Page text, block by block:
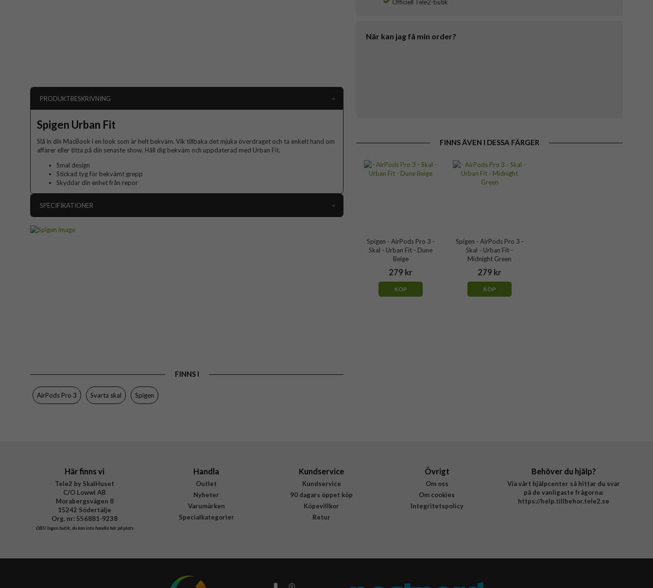
Officiell Tele2-butik
När kan jag få min order?
FINNS ÄVEN I DESSA FÄRGER
Spigen - AirPods Pro 3 -
Skal - Urban Fit - Dune
Beige
279 kr
KÖP
Spigen - AirPods Pro 3 -
Skal - Urban Fit -
Midnight Green
279 kr
KÖP
PRODUKTBESKRIVNING
Spigen Urban Fit
Slå in din MacBook i en look som är helt bekväm. Vik tillbaka det mjuka överdraget och ta enkelt hand om
affärer eller titta på din senaste show. Håll dig bekväm och uppdaterad med Urban Fit.
Smal design
Stickad tyg för bekvämt grepp
Skyddar din enhet från repor
SPECIFIKATIONER
FINNS I
AirPods Pro 3 Svarta skal Spigen
Här finns vi
Tele2 by SkalHuset
C/O Lowwi AB
Morabergsvägen 8
15242 Södertälje
Org. nr: 556881-9238
OBS!Ingen butik, du kan inte handla här på plats
Handla
Outlet
Nyheter
Varumärken
Specialkategorier
Kundservice
Kundservice
90 dagars öppet köp
Köpevillkor
Retur
Övrigt
Om oss
Om cookies
Integritetspolicy
Behöver du hjälp?
Via vårt hjälpcenter så hittar du svar
på de vanligaste frågorna:
https://help.tillbehor.tele2.se